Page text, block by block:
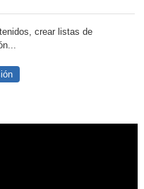
crear listas de